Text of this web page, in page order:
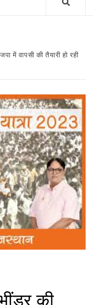
में वापसी की तैयारी हो रही
की